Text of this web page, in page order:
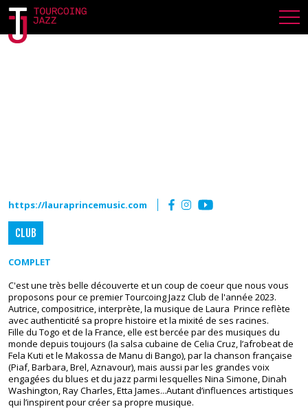
https://lauraprincemusic.com
CLUB
COMPLET
C'est une très belle découverte et un coup de coeur que nous vous
proposons pour ce premier Tourcoing Jazz Club de l'année 2023.
Autrice, compositrice, interprète, la musique de Laura Prince reflète
avec authenticité sa propre histoire et la mixité de ses racines.
Fille du Togo et de la France, elle est bercée par des musiques du
monde depuis toujours (la salsa cubaine de Celia Cruz, l’afrobeat de
Fela Kuti et le Makossa de Manu di Bango), par la chanson française
(Piaf, Barbara, Brel, Aznavour), mais aussi par les grandes voix
engagées du blues et du jazz parmi lesquelles Nina Simone, Dinah
Washington, Ray Charles, Etta James...Autant d’influences artistiques
qui l’inspirent pour créer sa propre musique.